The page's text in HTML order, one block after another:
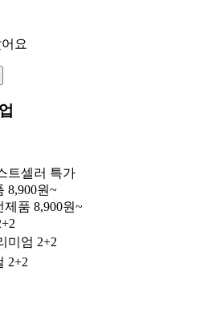
요
트셀러 특가
8,900원~
품 8,900원~
미엄 2+2
2+2